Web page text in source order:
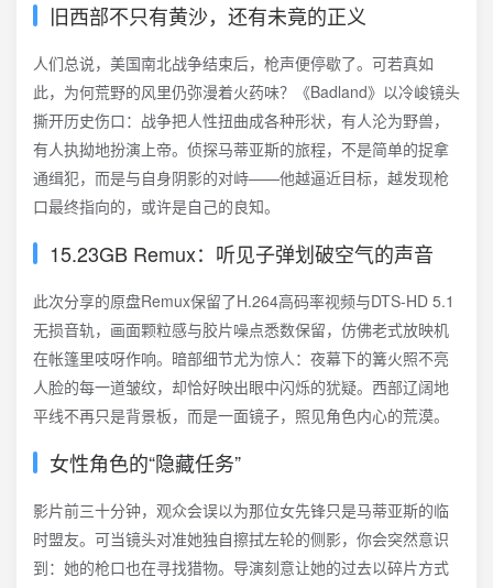
旧西部不只有黄沙，还有未竟的正义
人们总说，美国南北战争结束后，枪声便停歇了。可若真如
此，为何荒野的风里仍弥漫着火药味？《Badland》以冷峻镜头
撕开历史伤口：战争把人性扭曲成各种形状，有人沦为野兽，
有人执拗地扮演上帝。侦探马蒂亚斯的旅程，不是简单的捉拿
通缉犯，而是与自身阴影的对峙——他越逼近目标，越发现枪
口最终指向的，或许是自己的良知。
15.23GB Remux：听见子弹划破空气的声音
此次分享的原盘Remux保留了H.264高码率视频与DTS-HD 5.1
无损音轨，画面颗粒感与胶片噪点悉数保留，仿佛老式放映机
在帐篷里吱呀作响。暗部细节尤为惊人：夜幕下的篝火照不亮
人脸的每一道皱纹，却恰好映出眼中闪烁的犹疑。西部辽阔地
平线不再只是背景板，而是一面镜子，照见角色内心的荒漠。
女性角色的“隐藏任务”
影片前三十分钟，观众会误以为那位女先锋只是马蒂亚斯的临
时盟友。可当镜头对准她独自擦拭左轮的侧影，你会突然意识
到：她的枪口也在寻找猎物。导演刻意让她的过去以碎片方式